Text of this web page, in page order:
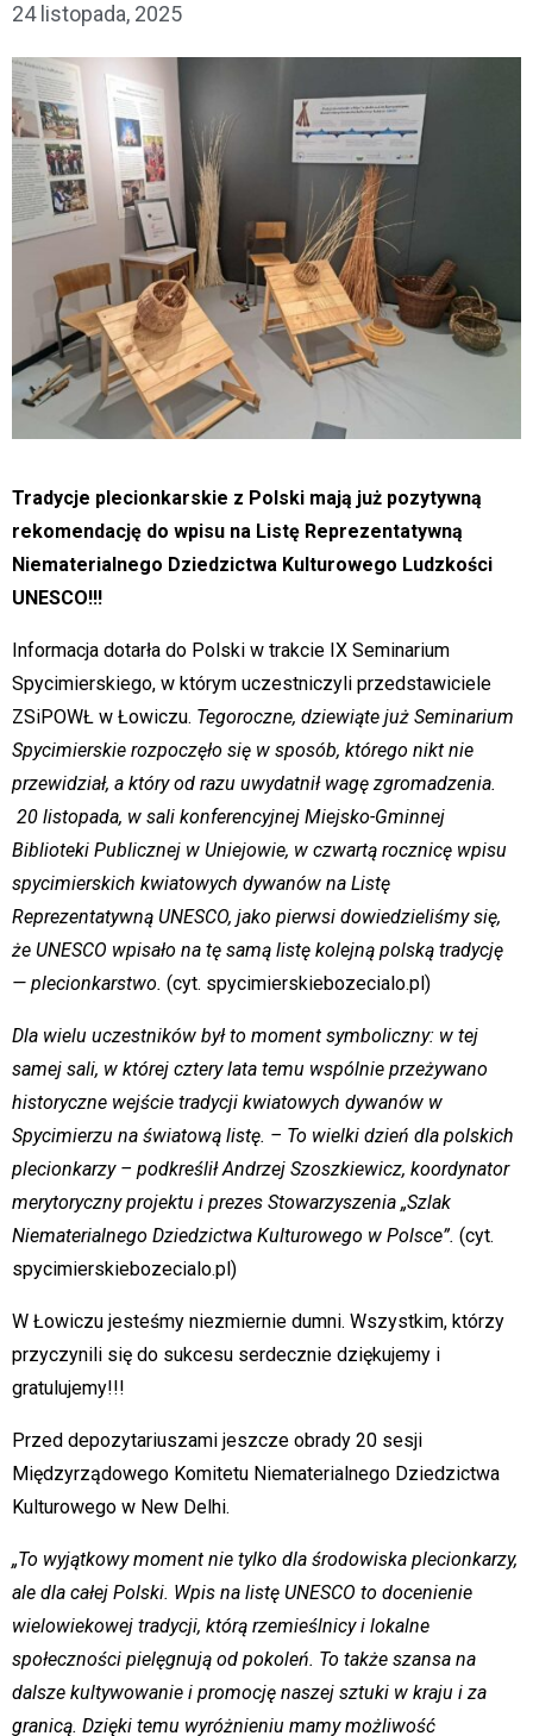
24 listopada, 2025
Tradycje plecionkarskie z Polski mają już pozytywną
rekomendację do wpisu na Listę Reprezentatywną
Niematerialnego Dziedzictwa Kulturowego Ludzkości
UNESCO!!!
Informacja dotarła do Polski w trakcie IX Seminarium
Spycimierskiego, w którym uczestniczyli przedstawiciele
ZSiPOWŁ w Łowiczu. Tegoroczne, dziewiąte już Seminarium
Spycimierskie rozpoczęło się w sposób, którego nikt nie
przewidział, a który od razu uwydatnił wagę zgromadzenia.
20 listopada, w sali konferencyjnej Miejsko-Gminnej
Biblioteki Publicznej w Uniejowie, w czwartą rocznicę wpisu
spycimierskich kwiatowych dywanów na Listę
Reprezentatywną UNESCO, jako pierwsi dowiedzieliśmy się,
że UNESCO wpisało na tę samą listę kolejną polską tradycję
— plecionkarstwo. (cyt. spycimierskiebozecialo.pl)
Dla wielu uczestników był to moment symboliczny: w tej
samej sali, w której cztery lata temu wspólnie przeżywano
historyczne wejście tradycji kwiatowych dywanów w
Spycimierzu na światową listę. – To wielki dzień dla polskich
plecionkarzy – podkreślił Andrzej Szoszkiewicz, koordynator
merytoryczny projektu i prezes Stowarzyszenia „Szlak
Niematerialnego Dziedzictwa Kulturowego w Polsce”. (cyt.
spycimierskiebozecialo.pl)
W Łowiczu jesteśmy niezmiernie dumni. Wszystkim, którzy
przyczynili się do sukcesu serdecznie dziękujemy i
gratulujemy!!!
Przed depozytariuszami jeszcze obrady 20 sesji
Międzyrządowego Komitetu Niematerialnego Dziedzictwa
Kulturowego w New Delhi.
„To wyjątkowy moment nie tylko dla środowiska plecionkarzy,
ale dla całej Polski. Wpis na listę UNESCO to docenienie
wielowiekowej tradycji, którą rzemieślnicy i lokalne
społeczności pielęgnują od pokoleń. To także szansa na
dalsze kultywowanie i promocję naszej sztuki w kraju i za
granicą. Dzięki temu wyróżnieniu mamy możliwość